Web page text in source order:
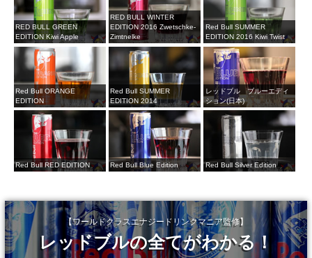
RED BULL GREEN
EDITION Kiwi Apple
RED BULL WINTER
EDITION 2016 Zwetschke-
Zimtnelke
Red Bull SUMMER
EDITION 2016 Kiwi Twist
Red Bull ORANGE
EDITION
Red Bull SUMMER
EDITION 2014
レッドブル ブルーエディ
ション(日本)
Red Bull RED EDITION Red Bull Blue Edition Red Bull Silver Edition
【ワールドクラスエナジードリンクマニア監修】
レッドブルの全てがわかる！